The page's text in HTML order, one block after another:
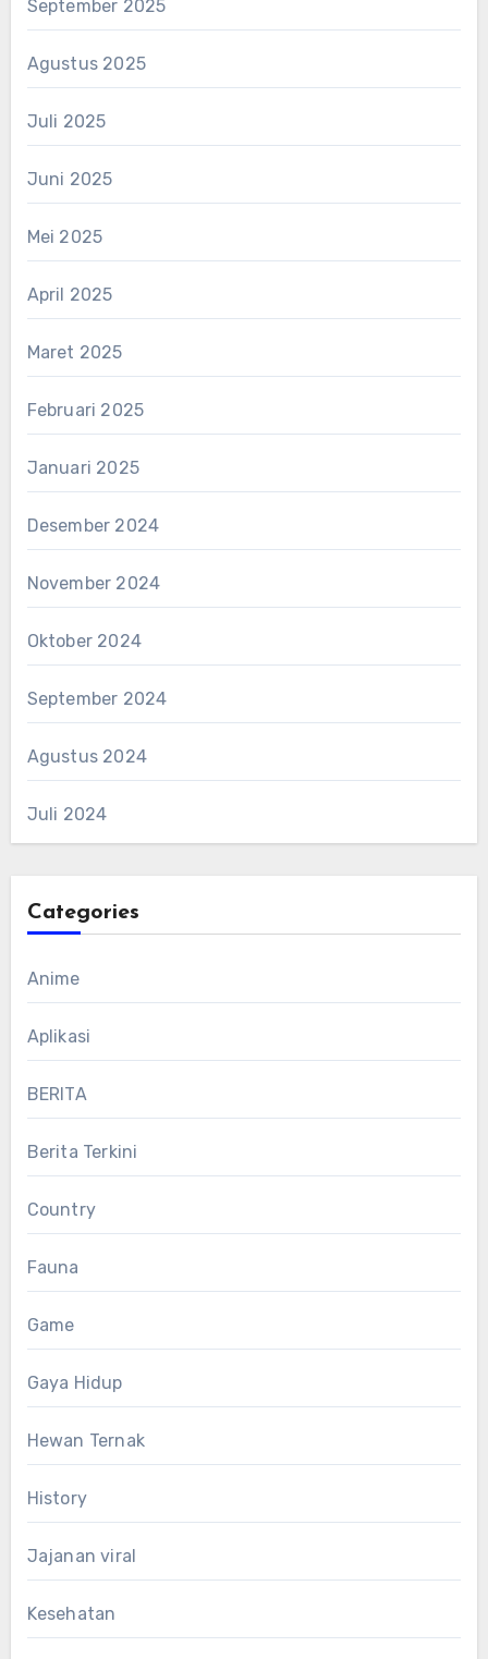
September 2025
Agustus 2025
Juli 2025
Juni 2025
Mei 2025
April 2025
Maret 2025
Februari 2025
Januari 2025
Desember 2024
November 2024
Oktober 2024
September 2024
Agustus 2024
Juli 2024
Categories
Anime
Aplikasi
BERITA
Berita Terkini
Country
Fauna
Game
Gaya Hidup
Hewan Ternak
History
Jajanan viral
Kesehatan